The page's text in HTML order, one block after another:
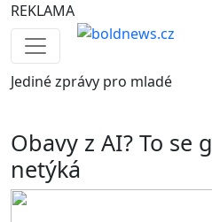
REKLAMA
Jedinézprávy pro mladé
Obavy z AI? To se
netýká